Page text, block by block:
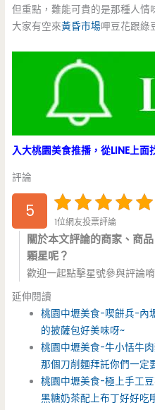
但重點，難能可貴的是那種人情
大家有空來黃昏市場呷豆花跟綠
入大桃園美食推播，從LINE上面
評論
5
1位網友投票評論
關於本文評論的商家、商
顆星呢？
歡迎一起點擊星號參與評論唷
延伸閱讀
桃園中壢美食-喫餅兵-內
的披薩包好美味呀~
桃園中壢美食-牛小恬牛
那個刀削麵拜託你們一定
桃園中壢美食-極上手工
黑糖奶茶配上布丁好好吃